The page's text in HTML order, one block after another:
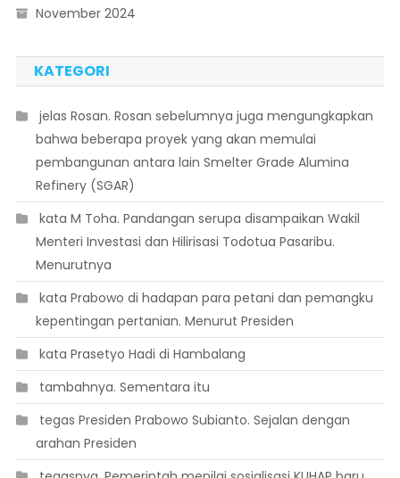
November 2024
KATEGORI
 jelas Rosan. Rosan sebelumnya juga mengungkapkan
bahwa beberapa proyek yang akan memulai
pembangunan antara lain Smelter Grade Alumina
Refinery (SGAR)
 kata M Toha. Pandangan serupa disampaikan Wakil
Menteri Investasi dan Hilirisasi Todotua Pasaribu.
Menurutnya
 kata Prabowo di hadapan para petani dan pemangku
kepentingan pertanian. Menurut Presiden
 kata Prasetyo Hadi di Hambalang
 tambahnya. Sementara itu
 tegas Presiden Prabowo Subianto. Sejalan dengan
arahan Presiden